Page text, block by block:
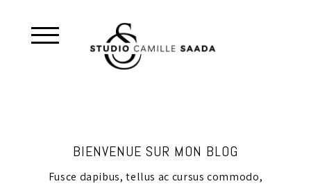
BIENVENUE SUR MON BLOG
Fusce dapibus, tellus ac cursus commodo,